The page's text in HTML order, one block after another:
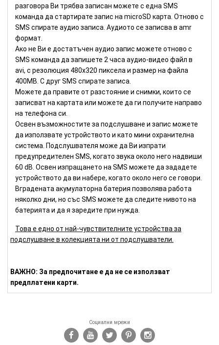
разговора Ви трябва записан можете с една SMS
команда да стартирате запис на microSD карта. Отново с
SMS спирате аудио записа. Аудиото се записва в amr
формат.
Ако не Ви е достатъчен аудио запис можете отново с
SMS команда да запишете 2 часа аудио-видео файл в
avi, с резолюция 480х320 пиксела и размер на файла
400MB. С друг SMS спирате записа.
Можете да правите от разстояние и снимки, които се
записват на картата или можете да ги получите направо
на телефона си.
Освен възможностите за подслушване и запис можете
да използвате устройството и като мини охранителна
система. Подслушвателя може да Ви изпрати
предупредителен SMS, когато звука около него надвиши
60 dB. Освен изпращането на SMS можете да зададете
устройството да ви набере, когато около него се говори.
Вградената акумулаторна батерия позволява работа
няколко дни, но със SMS можете да следите нивото на
батерията и да я заредите при нужда.
Това е едно от най-чувствителните устройства за
подслушване в колекцията ни от подслушватели.
ВАЖНО: За предпочитане е да не се използват
предплатени карти.
Социални мрежи